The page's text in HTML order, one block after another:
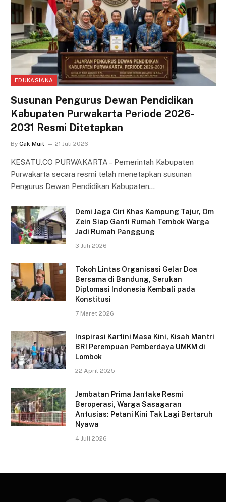
EDUKASIANA
Susunan Pengurus Dewan Pendidikan
Kabupaten Purwakarta Periode 2026-
2031 Resmi Ditetapkan
By Cak Muit 21 Juli 2026
KESATU.CO PURWAKARTA – Pemerintah Kabupaten
Purwakarta secara resmi telah menetapkan susunan
Pengurus Dewan Pendidikan Kabupaten…
Demi Jaga Ciri Khas Kampung Tajur, Om
Zein Siap Ganti Rumah Tembok Warga
Jadi Rumah Panggung
3 Juli 2026
Tokoh Lintas Organisasi Gelar Doa
Bersama di Bandung, Serukan
Diplomasi Indonesia Kembali pada
Konstitusi
7 Maret 2026
Inspirasi Kartini Masa Kini, Kisah Mantri
BRI Perempuan Pemberdaya UMKM di
Lombok
22 April 2025
Jembatan Prima Jantake Resmi
Beroperasi, Warga Sasagaran
Antusias: Petani Kini Tak Lagi Bertaruh
Nyawa
4 Juli 2026